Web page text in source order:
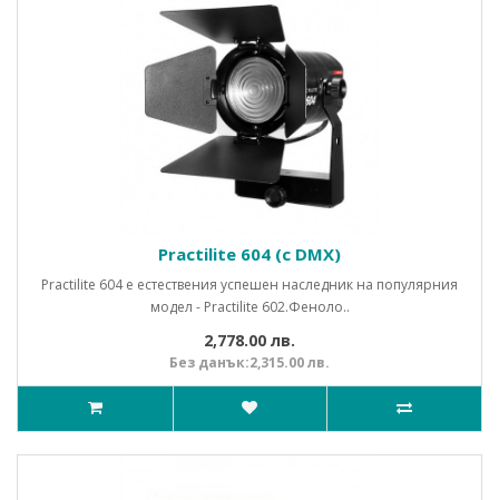
Practilite 604 (с DMX)
Practilite 604 е естествения успешен наследник на популярния
модел - Practilite 602.Феноло..
2,778.00 лв.
Без данък:2,315.00 лв.